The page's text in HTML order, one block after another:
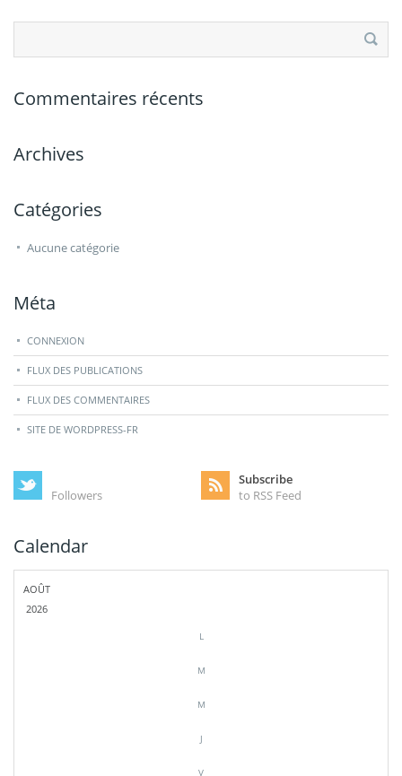
Commentaires récents
Archives
Catégories
Aucune catégorie
Méta
CONNEXION
FLUX DES PUBLICATIONS
FLUX DES COMMENTAIRES
SITE DE WORDPRESS-FR
Followers
Subscribe
to RSS Feed
Calendar
AOÛT
2026
L
M
M
J
V